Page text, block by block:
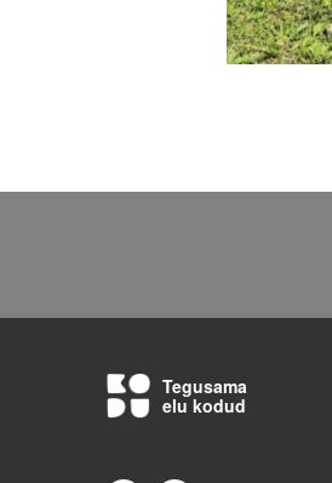
Tegusama
elu kodud